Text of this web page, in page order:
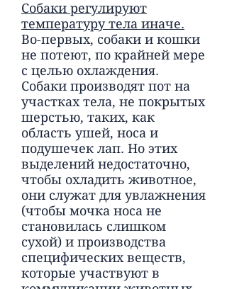
Собаки регулируют
температуру тела иначе.
Во-первых, собаки и кошки
не потеют, по крайней мере
с целью охлаждения.
Собаки производят пот на
участках тела, не покрытых
шерстью, таких, как
область ушей, носа и
подушечек лап. Но этих
выделений недостаточно,
чтобы охладить животное,
они служат для увлажнения
(чтобы мочка носа не
становилась слишком
сухой) и производства
специфических веществ,
которые участвуют в